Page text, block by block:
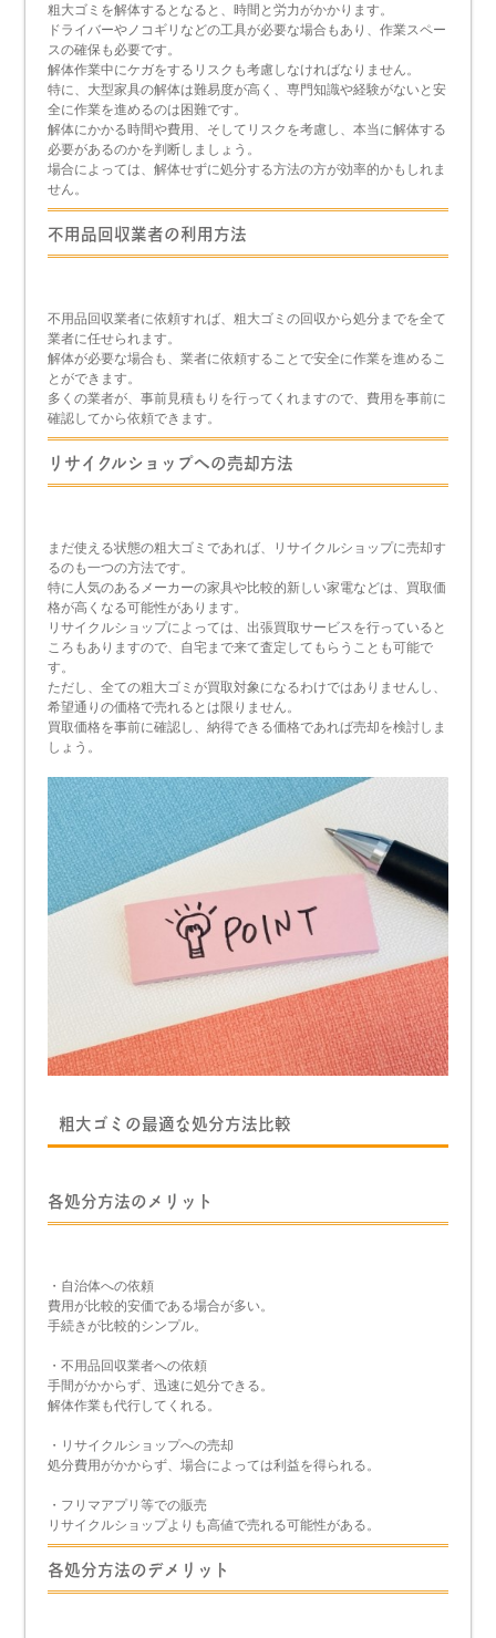
粗大ゴミを解体するとなると、時間と労力がかかります。
ドライバーやノコギリなどの工具が必要な場合もあり、作業スペー
スの確保も必要です。
解体作業中にケガをするリスクも考慮しなければなりません。
特に、大型家具の解体は難易度が高く、専門知識や経験がないと安
全に作業を進めるのは困難です。
解体にかかる時間や費用、そしてリスクを考慮し、本当に解体する
必要があるのかを判断しましょう。
場合によっては、解体せずに処分する方法の方が効率的かもしれま
せん。
不用品回収業者の利用方法
不用品回収業者に依頼すれば、粗大ゴミの回収から処分までを全て
業者に任せられます。
解体が必要な場合も、業者に依頼することで安全に作業を進めるこ
とができます。
多くの業者が、事前見積もりを行ってくれますので、費用を事前に
確認してから依頼できます。
リサイクルショップへの売却方法
まだ使える状態の粗大ゴミであれば、リサイクルショップに売却す
るのも一つの方法です。
特に人気のあるメーカーの家具や比較的新しい家電などは、買取価
格が高くなる可能性があります。
リサイクルショップによっては、出張買取サービスを行っていると
ころもありますので、自宅まで来て査定してもらうことも可能で
す。
ただし、全ての粗大ゴミが買取対象になるわけではありませんし、
希望通りの価格で売れるとは限りません。
買取価格を事前に確認し、納得できる価格であれば売却を検討しま
しょう。
粗大ゴミの最適な処分方法比較
各処分方法のメリット
・自治体への依頼
費用が比較的安価である場合が多い。
手続きが比較的シンプル。
・不用品回収業者への依頼
手間がかからず、迅速に処分できる。
解体作業も代行してくれる。
・リサイクルショップへの売却
処分費用がかからず、場合によっては利益を得られる。
・フリマアプリ等での販売
リサイクルショップよりも高値で売れる可能性がある。
各処分方法のデメリット